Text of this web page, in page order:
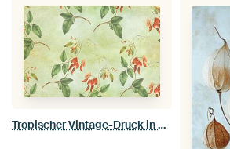
Tropischer Vintage-Druck in Rot und Grün